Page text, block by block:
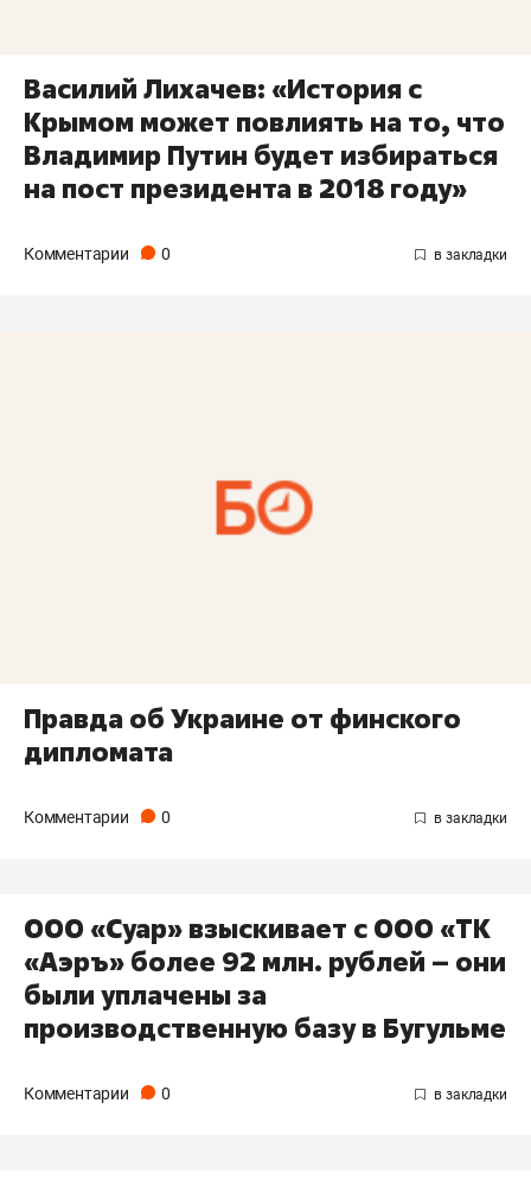
Василий Лихачев: «История с
Крымом может повлиять на то, что
Владимир Путин будет избираться
на пост президента в 2018 году»
Комментарии 0
Правда об Украине от финского
дипломата
Комментарии 0
ООО «Суар» взыскивает с ООО «ТК
«Аэръ» более 92 млн. рублей – они
были уплачены за
производственную базу в Бугульме
Комментарии 0